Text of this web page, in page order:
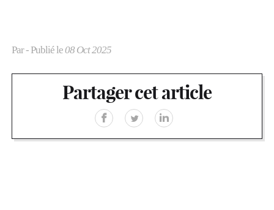
Par- Publié le08 Oct 2025
Partager cet article